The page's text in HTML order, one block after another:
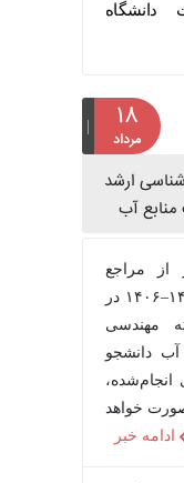
۱۸
مرداد
آب
ذی‌صلاح، برای سال تحصیلی ۱۴۰۵–۱۴۰۶ در
خبر